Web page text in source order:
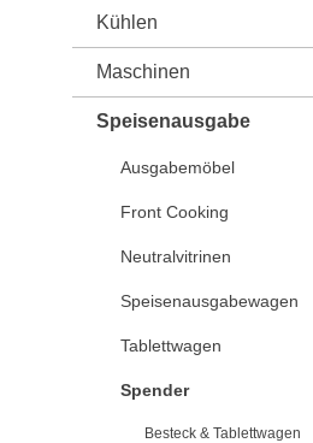
Kühlen
Maschinen
Speisenausgabe
Ausgabemöbel
Front Cooking
Neutralvitrinen
Speisenausgabewagen
Tablettwagen
Spender
Besteck & Tablettwagen